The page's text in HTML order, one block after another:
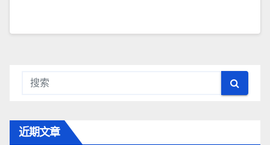
近期文章